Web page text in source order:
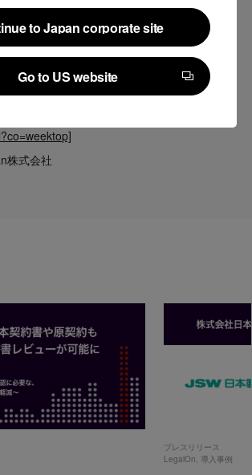
to Japan corporate site
to Japan corporate site
Go to US website
Go to US website
（9～11ホール）
サイトより申し込み
券の事前申し込みで、入場無料
ない場合は、入場料5,000円が必要です。
株式会社
プレスリリース
LegalOn 導入事例